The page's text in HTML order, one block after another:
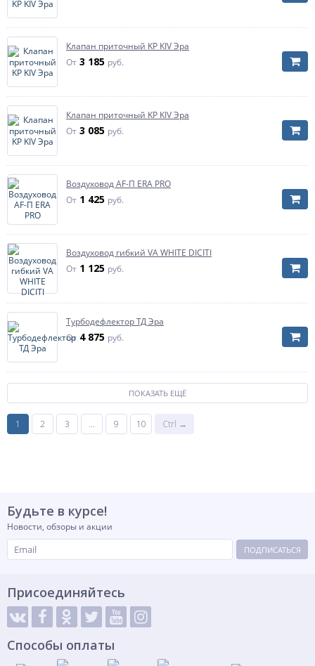
Клапан приточный KP KIV Эра
От 3 185 руб.
Клапан приточный KP KIV Эра
От 3 085 руб.
Воздуховод AF-П ERA PRO
От 1 425 руб.
Воздуховод гибкий VA WHITE DICITI
От 1 125 руб.
Турбодефлектор ТД Эра
От 4 875 руб.
ПОКАЗАТЬ ЕЩЁ
1 2 3 ... 9 10 Ctrl →
Будьте в курсе!
Новости, обзоры и акции
ПОДПИСАТЬСЯ
Присоединяйтесь
Способы оплаты